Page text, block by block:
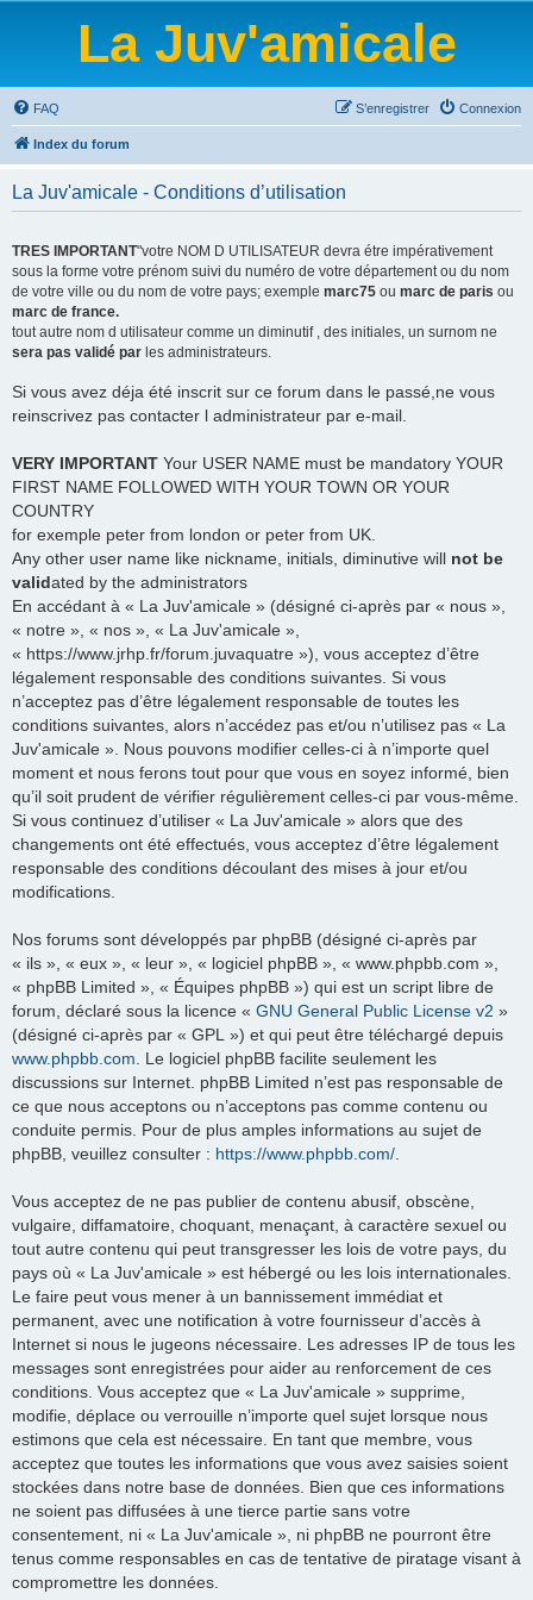
La Juv'amicale
FAQ Connexion
S’enregistrer
Index du forum
La Juv'amicale - Conditions d’utilisation
TRES IMPORTANT"votre NOM D UTILISATEUR devra étre impérativement
sous la forme votre prénom suivi du numéro de votre département ou du nom
de votre ville ou du nom de votre pays; exemple marc75 ou marc de paris ou
marc de france.
tout autre nom d utilisateur comme un diminutif , des initiales, un surnom ne
sera pas validé par les administrateurs.
Si vous avez déja été inscrit sur ce forum dans le passé,ne vous
reinscrivez pas contacter l administrateur par e-mail.
VERY IMPORTANT Your USER NAME must be mandatory YOUR
FIRST NAME FOLLOWED WITH YOUR TOWN OR YOUR
COUNTRY
for exemple peter from london or peter from UK.
Any other user name like nickname, initials, diminutive will not be
validated by the administrators
En accédant à « La Juv'amicale » (désigné ci-après par « nous »,
« notre », « nos », « La Juv'amicale »,
« https://www.jrhp.fr/forum.juvaquatre »), vous acceptez d’être
légalement responsable des conditions suivantes. Si vous
n’acceptez pas d’être légalement responsable de toutes les
conditions suivantes, alors n’accédez pas et/ou n’utilisez pas « La
Juv'amicale ». Nous pouvons modifier celles-ci à n’importe quel
moment et nous ferons tout pour que vous en soyez informé, bien
qu’il soit prudent de vérifier régulièrement celles-ci par vous-même.
Si vous continuez d’utiliser « La Juv'amicale » alors que des
changements ont été effectués, vous acceptez d’être légalement
responsable des conditions découlant des mises à jour et/ou
modifications.
Nos forums sont développés par phpBB (désigné ci-après par
« ils », « eux », « leur », « logiciel phpBB », « www.phpbb.com »,
« phpBB Limited », « Équipes phpBB ») qui est un script libre de
forum, déclaré sous la licence « GNU General Public License v2 »
(désigné ci-après par « GPL ») et qui peut être téléchargé depuis
www.phpbb.com. Le logiciel phpBB facilite seulement les
discussions sur Internet. phpBB Limited n’est pas responsable de
ce que nous acceptons ou n’acceptons pas comme contenu ou
conduite permis. Pour de plus amples informations au sujet de
phpBB, veuillez consulter : https://www.phpbb.com/.
Vous acceptez de ne pas publier de contenu abusif, obscène,
vulgaire, diffamatoire, choquant, menaçant, à caractère sexuel ou
tout autre contenu qui peut transgresser les lois de votre pays, du
pays où « La Juv'amicale » est hébergé ou les lois internationales.
Le faire peut vous mener à un bannissement immédiat et
permanent, avec une notification à votre fournisseur d’accès à
Internet si nous le jugeons nécessaire. Les adresses IP de tous les
messages sont enregistrées pour aider au renforcement de ces
conditions. Vous acceptez que « La Juv'amicale » supprime,
modifie, déplace ou verrouille n’importe quel sujet lorsque nous
estimons que cela est nécessaire. En tant que membre, vous
acceptez que toutes les informations que vous avez saisies soient
stockées dans notre base de données. Bien que ces informations
ne soient pas diffusées à une tierce partie sans votre
consentement, ni « La Juv'amicale », ni phpBB ne pourront être
tenus comme responsables en cas de tentative de piratage visant à
compromettre les données.